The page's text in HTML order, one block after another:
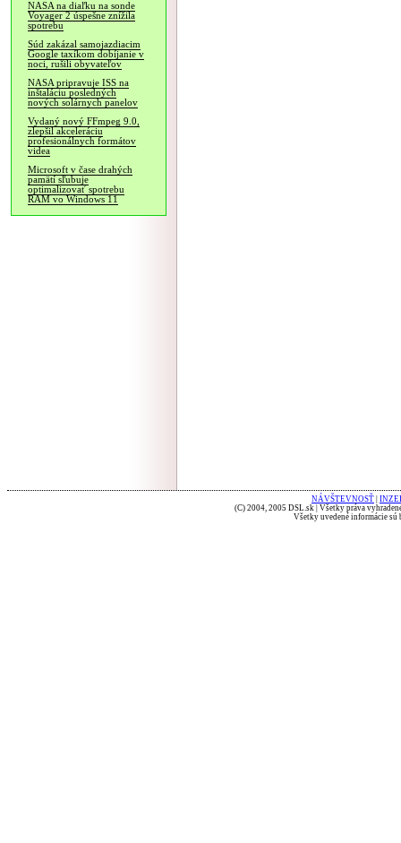
NASA na diaľku na sonde
Voyager 2 úspešne znížila
spotrebu
Súd zakázal samojazdiacim
Google taxíkom dobíjanie v
noci, rušili obyvateľov
NASA pripravuje ISS na
inštaláciu posledných
nových solárnych panelov
Vydaný nový FFmpeg 9.0,
zlepšil akceleráciu
profesionálnych formátov
videa
Microsoft v čase drahých
pamätí sľubuje
optimalizovať spotrebu
RAM vo Windows 11
NÁVŠTEVNOSŤ
(C) 2004, 2005 DSL.sk | Všetky práva
Všetky uvedené informácie sú